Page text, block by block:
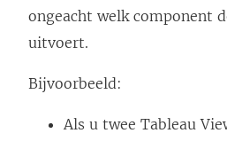
ongeacht welk component
uitvoert.
Bijvoorbeeld:
Als u twee Tableau